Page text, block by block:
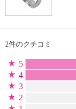
2件のクチコミ
5
4
3
2